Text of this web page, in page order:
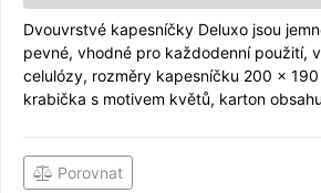
Dvouvrstvé kapesníčky Deluxo jsou
pevné, vhodné pro každodenní použití,
celulózy, rozměry kapesníčku 200 x
krabička s motivem květů, karton
Porovnat